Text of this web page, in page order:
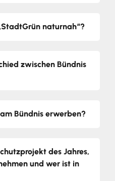
naturnah“?
zwischen Bündnis
Bündnis erwerben?
des Jahres,
und wer ist in